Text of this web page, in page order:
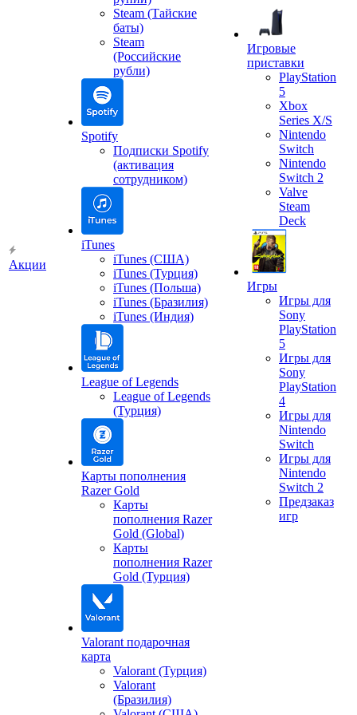
Акции
Steam (Тайские
баты)
Steam
(Российские
рубли)
Spotify
Подписки Spotify
(активация
сотрудником)
iTunes
iTunes (США)
iTunes (Турция)
iTunes (Польша)
iTunes (Бразилия)
iTunes (Индия)
League of Legends
League of Legends
(Турция)
Карты пополнения
Razer Gold
Карты
пополнения Razer
Gold (Global)
Карты
пополнения Razer
Gold (Турция)
Valorant подарочная
карта
Valorant (Турция)
Valorant
(Бразилия)
Игровые
приставки
PlayStation
5
Xbox
Series X/S
Nintendo
Switch
Nintendo
Switch 2
Valve
Steam
Deck
Игры
Игры для
Sony
PlayStation
5
Игры для
Sony
PlayStation
4
Игры для
Nintendo
Switch
Игры для
Nintendo
Switch 2
Предзаказ
игр